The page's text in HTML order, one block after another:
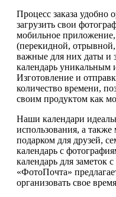
Процесс заказа удобно
загрузить свои
мобильное
(перекидной,
важные для них даты и
календарь уникальным
Изготовление и
количество времени,
своим продуктом как
Наши календари
использования, а
подарком для друзей,
календарь с
календарь для
«ФотоПочта»
организовать свое